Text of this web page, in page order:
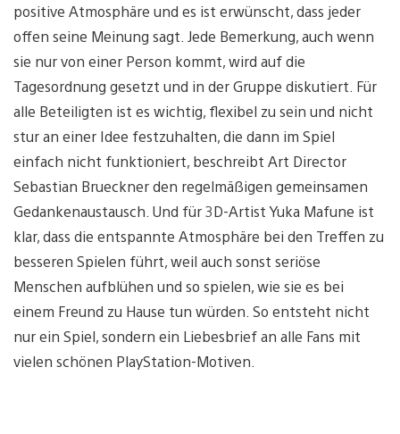
positive Atmosphäre und es ist erwünscht, dass jeder
offen seine Meinung sagt. Jede Bemerkung, auch wenn
sie nur von einer Person kommt, wird auf die
Tagesordnung gesetzt und in der Gruppe diskutiert. Für
alle Beteiligten ist es wichtig, flexibel zu sein und nicht
stur an einer Idee festzuhalten, die dann im Spiel
einfach nicht funktioniert, beschreibt Art Director
Sebastian Brueckner den regelmäßigen gemeinsamen
Gedankenaustausch. Und für 3D-Artist Yuka Mafune ist
klar, dass die entspannte Atmosphäre bei den Treffen zu
besseren Spielen führt, weil auch sonst seriöse
Menschen aufblühen und so spielen, wie sie es bei
einem Freund zu Hause tun würden. So entsteht nicht
nur ein Spiel, sondern ein Liebesbrief an alle Fans mit
vielen schönen PlayStation-Motiven.